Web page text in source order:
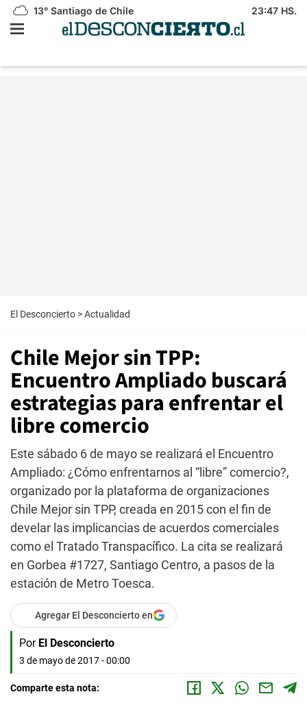
13° Santiago de Chile 23:47 HS.
El Desconcierto >Actualidad
Chile Mejor sin TPP:
Encuentro Ampliado buscará
estrategias para enfrentar el
libre comercio
Este sábado 6 de mayo se realizará el Encuentro
Ampliado: ¿Cómo enfrentarnos al “libre” comercio?,
organizado por la plataforma de organizaciones
Chile Mejor sin TPP, creada en 2015 con el fin de
develar las implicancias de acuerdos comerciales
como el Tratado Transpacífico. La cita se realizará
en Gorbea #1727, Santiago Centro, a pasos de la
estación de Metro Toesca.
Agregar El Desconcierto en
Por El Desconcierto
3 de mayo de 2017 - 00:00
Comparte esta nota: